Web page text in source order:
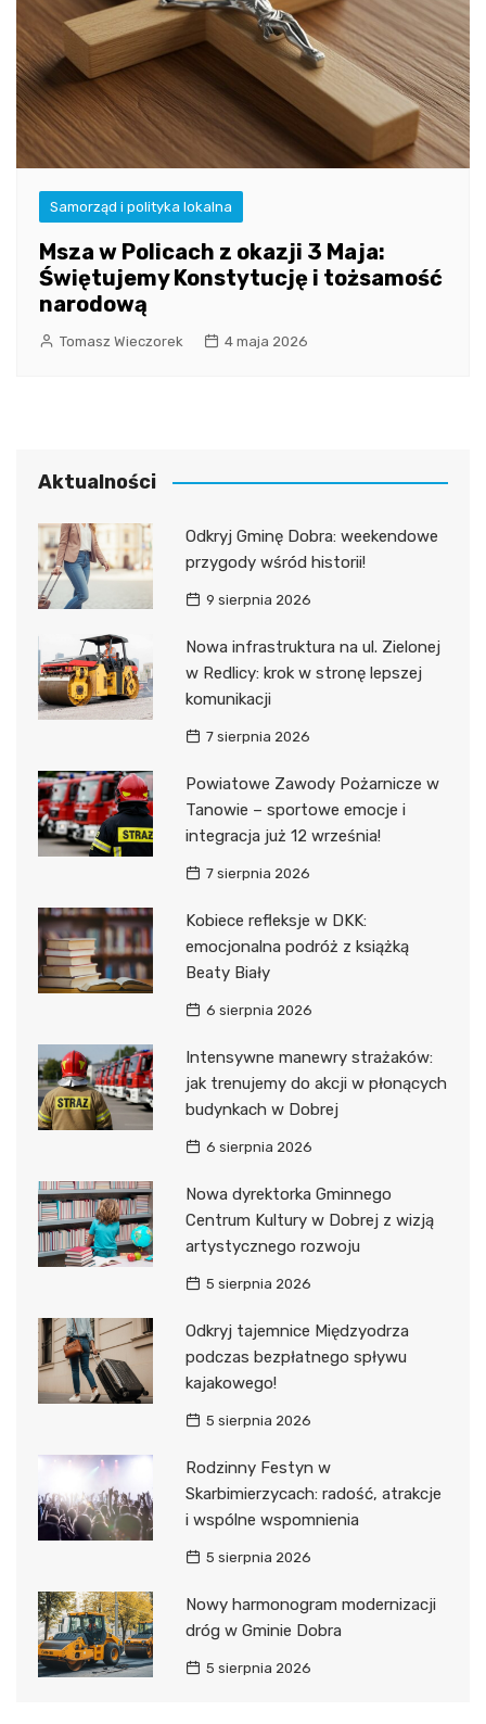
Samorząd i polityka lokalna
Msza w Policach z okazji 3 Maja:
Świętujemy Konstytucję i tożsamość
narodową
Tomasz Wieczorek 4 maja 2026
Aktualności
Odkryj Gminę Dobra: weekendowe
przygody wśród historii!
9 sierpnia 2026
Nowa infrastruktura na ul. Zielonej
w Redlicy: krok w stronę lepszej
komunikacji
7 sierpnia 2026
Powiatowe Zawody Pożarnicze w
Tanowie – sportowe emocje i
integracja już 12 września!
7 sierpnia 2026
Kobiece refleksje w DKK:
emocjonalna podróż z książką
Beaty Biały
6 sierpnia 2026
Intensywne manewry strażaków:
jak trenujemy do akcji w płonących
budynkach w Dobrej
6 sierpnia 2026
Nowa dyrektorka Gminnego
Centrum Kultury w Dobrej z wizją
artystycznego rozwoju
5 sierpnia 2026
Odkryj tajemnice Międzyodrza
podczas bezpłatnego spływu
kajakowego!
5 sierpnia 2026
Rodzinny Festyn w
Skarbimierzycach: radość, atrakcje
i wspólne wspomnienia
5 sierpnia 2026
Nowy harmonogram modernizacji
dróg w Gminie Dobra
5 sierpnia 2026